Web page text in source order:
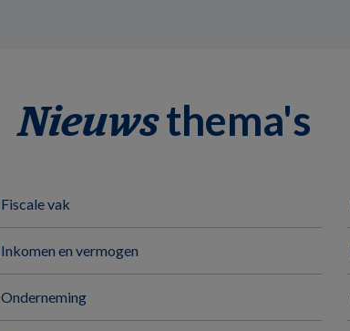
Nieuwsthema's
Fiscale vak
Inkomen en vermogen
Onderneming